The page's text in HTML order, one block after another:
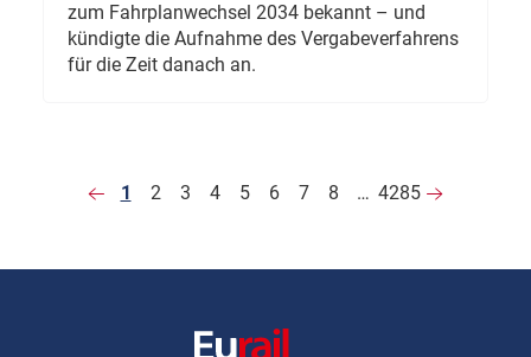
zum Fahrplanwechsel 2034 bekannt – und
kündigte die Aufnahme des Vergabeverfahrens
für die Zeit danach an.
1 2 3 4 5 6 7 8 … 4285